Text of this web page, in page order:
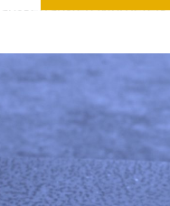
ausgefransten
berufen, dass sie
Hand geformt sind, was
immer ganz leicht ist, aber
seinen Charme hat. Die
Challenge ist das